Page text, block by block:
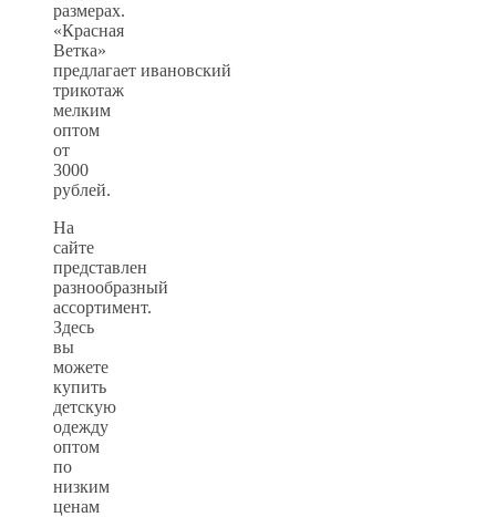
размерах.
«Красная
Ветка»
предлагает ивановский
трикотаж
мелким
оптом
от
3000
рублей.
На
сайте
представлен
разнообразный
ассортимент.
Здесь
вы
можете
купить
детскую
одежду
оптом
по
низким
ценам